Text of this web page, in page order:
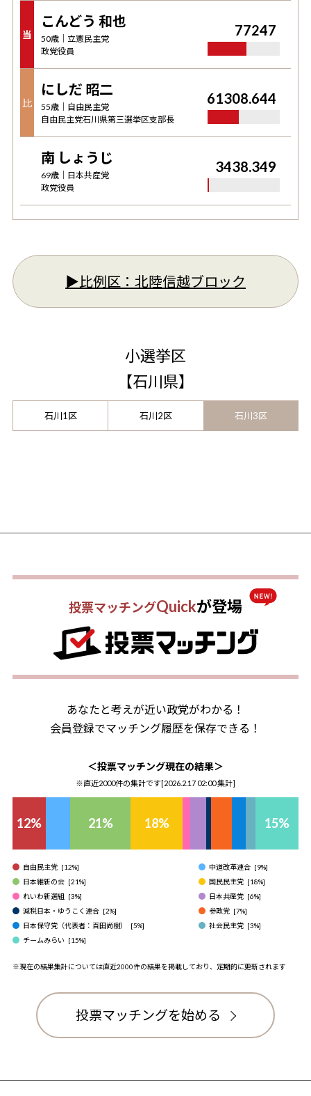
当
こんどう 和也
50歳｜ 立憲民主党
政党役員
77247
比
にしだ 昭二
55歳｜ 自由民主党
自由民主党石川県第三選挙区支部長
61308.644
南 しょうじ
69歳｜ 日本共産党
政党役員
3438.349
▶︎比例区： 北陸信越ブロック
小選挙区
【石川県】
石川1区 石川2区 石川3区
投票マッチングQuickが登場
あなたと考えが近い政党がわかる！
会員登録でマッチング履歴を保存できる！
＜投票マッチング現在の結果＞
※直近2000件の集計です[2026.2.17 02:00集計]
12% 21% 18% 15%
自由民主党 [12%] 中道改革連合 [9%]
日本維新の会 [21%] 国民民主党 [18%]
れいわ新選組 [3%] 日本共産党 [6%]
減税日本・ゆうこく連合 [2%] 参政党 [7%]
日本保守党（代表者：百田尚樹）
[5%] 社会民主党 [3%]
チームみらい [15%]
※現在の結果集計については直近2000件の結果を掲載しており、定期的に更新されます
投票マッチングを始める